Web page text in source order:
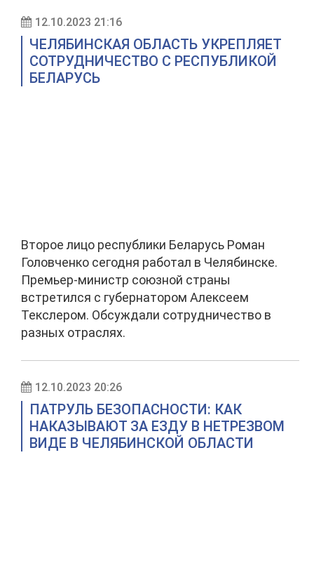
12.10.2023 21:16
ЧЕЛЯБИНСКАЯ ОБЛАСТЬ УКРЕПЛЯЕТ
СОТРУДНИЧЕСТВО С РЕСПУБЛИКОЙ
БЕЛАРУСЬ
Второе лицо республики Беларусь Роман
Головченко сегодня работал в Челябинске.
Премьер-министр союзной страны
встретился с губернатором Алексеем
Текслером. Обсуждали сотрудничество в
разных отраслях.
12.10.2023 20:26
ПАТРУЛЬ БЕЗОПАСНОСТИ: КАК
НАКАЗЫВАЮТ ЗА ЕЗДУ В НЕТРЕЗВОМ
ВИДЕ В ЧЕЛЯБИНСКОЙ ОБЛАСТИ